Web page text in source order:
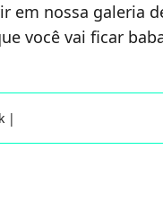
em nossa galeria
você vai ficar
|